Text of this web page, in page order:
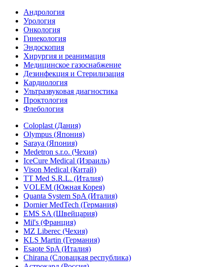
Андрология
Урология
Онкология
Гинекология
Эндоскопия
Хирургия и реанимация
Медицинское газоснабжение
Дезинфекция и Стерилизация
Кардиология
Ультразвуковая диагностика
Проктология
Флебология
Coloplast (Дания)
Olympus (Япония)
Saraya (Япония)
Medetron s.r.o. (Чехия)
IceCure Medical (Израиль)
Vison Medical (Китай)
TT Med S.R.L. (Италия)
VOLEM (Южная Корея)
Quanta System SpA (Италия)
Dornier MedTech (Германия)
EMS SA (Швейцария)
Mil's (Франция)
MZ Liberec (Чехия)
KLS Martin (Германия)
Esaote SpA (Италия)
Chirana (Словацкая республика)